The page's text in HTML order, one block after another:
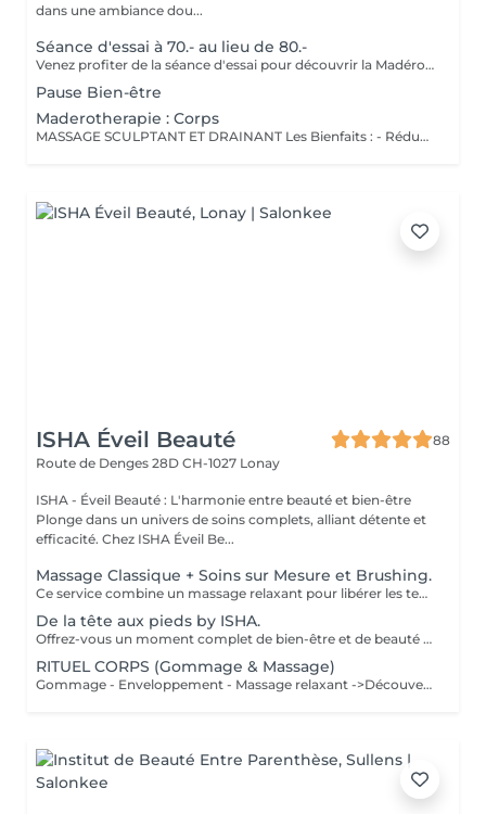
dans une ambiance dou...
Séance d'essai à 70.- au lieu de 80.-
Venez profiter de la séance d'essai pour découvrir la Madérothérapie. MASSAGE SCULPTANT ET DRAINANT Les Bienfaits : - Réduction de la cellulite en activant la microcirculation sanguine et lymphatique et aidant à déloger les amas graisseux - Amélioration de la fermeté en stimulant la production de collagène et d'élastine pour une peau plus tonique - Drainer pour favoriser l'élimination des toxines et réduire la rétention d'eau - Relaxation musculaire pour soulager les tensions et améliorer la récupération après l'effort Pour un résultat optimal il est recommandé de faire plusieurs séances à raison de 2 séances/semaines minimum. Abonnement disponibles
Pause Bien-être
Maderotherapie : Corps
MASSAGE SCULPTANT ET DRAINANT Les Bienfaits : - Réduction de la cellulite en activant la microcirculation sanguine et lymphatique et aidant à déloger les amas graisseux - Amélioration de la fermeté en stimulant la production de collagène et d'élastine pour une peau plus tonique - Drainer pour favoriser l'élimination des toxines et réduire la rétention d'eau - Relaxation musculaire pour soulager les tensions et améliorer la récupération après l'effort Pour un résultat optimal il est recommandé de faire plusieurs séances à raison de 2 séances/semaines minimum. Abonnements disponibles
ISHA Éveil Beauté
88
Route de Denges 28D CH-1027 Lonay
ISHA - Éveil Beauté : L'harmonie entre beauté et bien-être
Plonge dans un univers de soins complets, alliant détente et
efficacité. Chez ISHA Éveil Be...
Massage Classique + Soins sur Mesure et Brushing.
Ce service combine un massage relaxant pour libérer les tensions et favoriser le bien-être, suivi d’un soin capillaire personnalisé adapté aux besoins spécifiques de vos cheveux (hydratation, réparation, nutrition ou volume). La prestation se termine par un brushing professionnel pour sublimer votre coiffure et vous laisser avec un résultat soigné et élégant.
De la tête aux pieds by ISHA.
Offrez-vous un moment complet de bien-être et de beauté avec notre forfait De la tête aux pieds by ISHA. Ce rituel a été pensé pour prendre soin de vous dans les moindres détails, avec une sélection de prestations associant détente, hydratation et mise en beauté. Ce forfait comprend un massage classique, un soin visage hydratant sur mesure, une pose complète de vernis semi-permanent aux mains et aux pieds, un soin hydratant, ainsi qu’un shampooing & brushing pour des cheveux légers, brillants et parfaitement coiffés. En plus, vous bénéficiez de conseils maquillage personnalisés ainsi que d’un maquillage de mise en beauté offert, pour sublimer votre visage en toute élégance. Laissez-vous chouchouter de la tête aux pieds dans une ambiance douce et professionnelle, pour ressortir détendue, soignée et rayonnante.
RITUEL CORPS (Gommage & Massage)
Gommage - Enveloppement - Massage relaxant ->Découverte du Fudjian : rituel à l'envoutante senteur de Thé Vert vous accompagne dans un univers de calme et de sérénité. Le Thé Vert est une plante aux nombreuses vertus, symbole de partage et d'hospitalité. Massage à l'Huile Originelle au parfum Thé Vert, parfume et hydrate. -> Voyage Balinais : inspiré de l'île des dieux, le rituel offre une immersion végétale et fleurie. L'exaltante senteur de Frangipanier vous transporte dans un univers de volupté et de beauté. Massage au Baume Ultra-Riche au Beurre de Karité, texture fondante et nourrissante.